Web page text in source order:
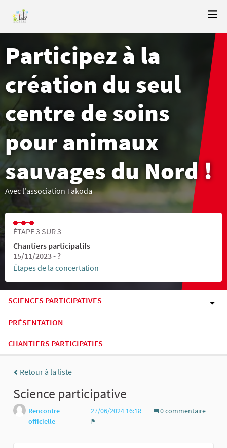
Participez à la
création du seul
centre de soins
pour animaux
sauvages du Nord !
Avec l'association Takoda
ÉTAPE 3 SUR 3
Chantiers participatifs
15/11/2023 - ?
Étapes de la concertation
SCIENCES PARTICIPATIVES
PRÉSENTATION
CHANTIERS PARTICIPATIFS
Retour à la liste
Science participative
Rencontre
officielle
27/06/2024 16:18
0 commentaire